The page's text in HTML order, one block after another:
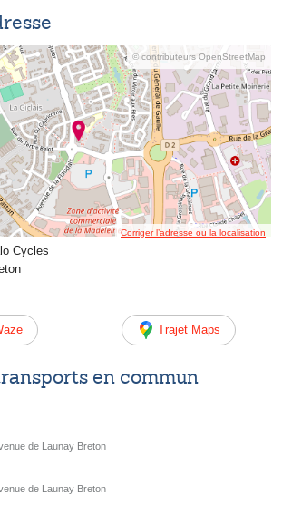
© contributeurs OpenStreetMap
Corriger l’adresse ou la localisation
Cycles
Trajet Maps
en commun
de Launay Breton
de Launay Breton